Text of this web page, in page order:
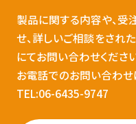
製品に関する内容や、受
せ、詳しいご相談をされ
にてお問い合わせください
お電話でのお問い合わせ
TEL:06-6435-9747